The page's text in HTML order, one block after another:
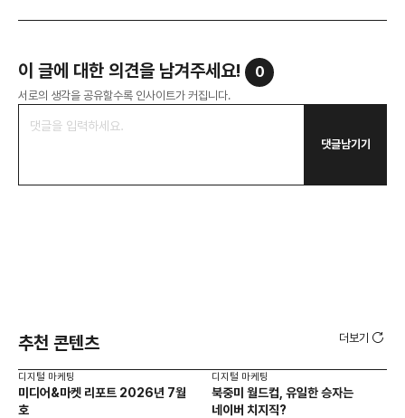
이 글에 대한 의견을 남겨주세요! 0
서로의 생각을 공유할수록 인사이트가 커집니다.
댓글남기기
추천 콘텐츠 더보기
디지털 마케팅
미디어&마켓 리포트 2026년 7월
호
디지털 마케팅
북중미 월드컵, 유일한 승자는
네이버 치지직?